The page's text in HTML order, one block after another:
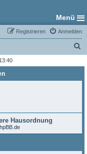
Menü
Anmelden
Registrieren
h
Hausordnung